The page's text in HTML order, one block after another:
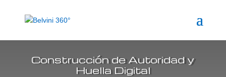
Construcción de Autoridad y
Huella Digital